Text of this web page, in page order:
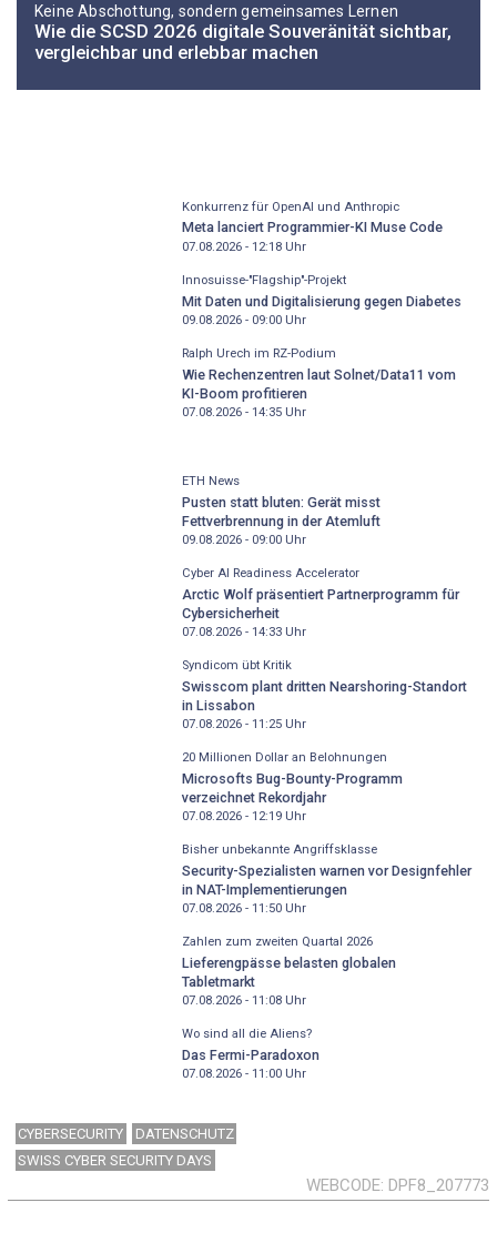
Keine Abschottung, sondern gemeinsames Lernen
Wie die SCSD 2026 digitale Souveränität sichtbar,
vergleichbar und erlebbar machen
Konkurrenz für OpenAI und Anthropic
Meta lanciert Programmier-KI Muse Code
07.08.2026 - 12:18Uhr
Innosuisse-"Flagship"-Projekt
Mit Daten und Digitalisierung gegen Diabetes
09.08.2026 - 09:00Uhr
Ralph Urech im RZ-Podium
Wie Rechenzentren laut Solnet/Data11 vom
KI-Boom profitieren
07.08.2026 - 14:35Uhr
ETH News
Pusten statt bluten: Gerät misst
Fettverbrennung in der Atemluft
09.08.2026 - 09:00Uhr
Cyber AI Readiness Accelerator
Arctic Wolf präsentiert Partnerprogramm für
Cybersicherheit
07.08.2026 - 14:33Uhr
Syndicom übt Kritik
Swisscom plant dritten Nearshoring-Standort
in Lissabon
07.08.2026 - 11:25Uhr
20 Millionen Dollar an Belohnungen
Microsofts Bug-Bounty-Programm
verzeichnet Rekordjahr
07.08.2026 - 12:19Uhr
Bisher unbekannte Angriffsklasse
Security-Spezialisten warnen vor Designfehler
in NAT-Implementierungen
07.08.2026 - 11:50Uhr
Zahlen zum zweiten Quartal 2026
Lieferengpässe belasten globalen
Tabletmarkt
07.08.2026 - 11:08Uhr
Wo sind all die Aliens?
Das Fermi-Paradoxon
07.08.2026 - 11:00Uhr
CYBERSECURITY
DATENSCHUTZ
SWISS CYBER SECURITY DAYS
WEBCODE DPF8_207773